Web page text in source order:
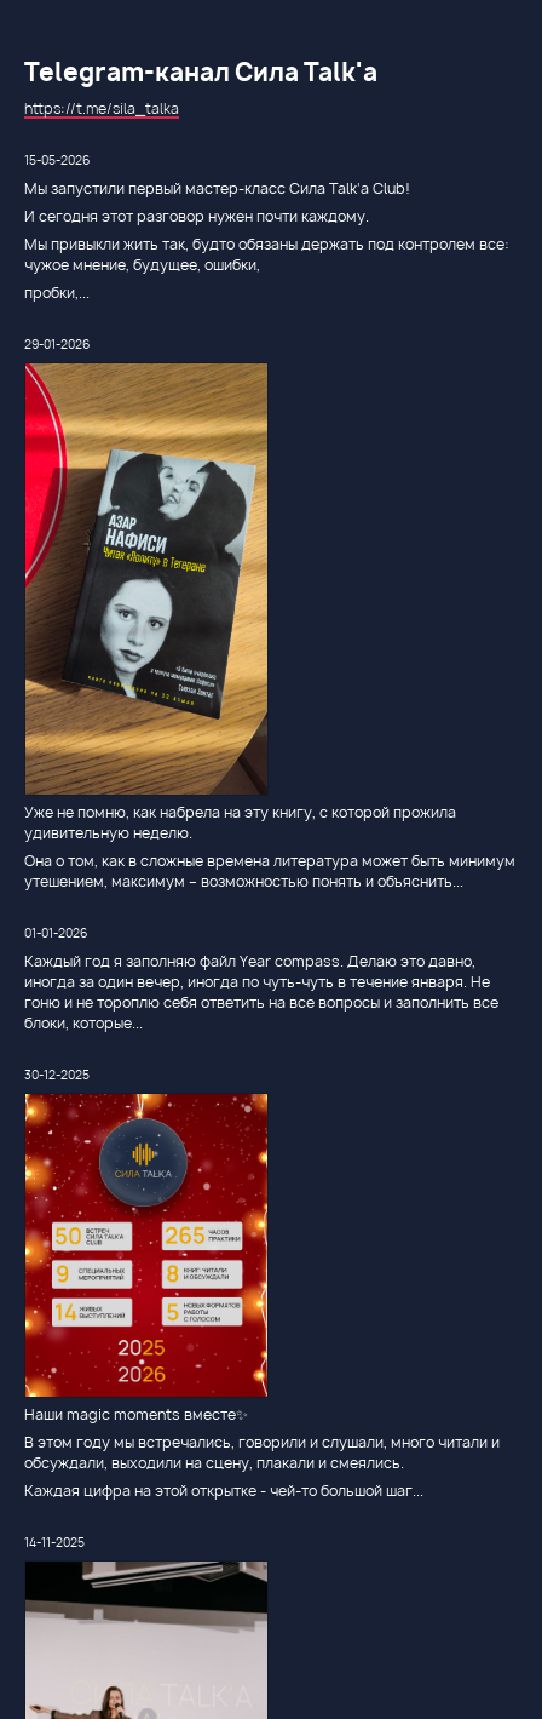
Telegram-канал Сила Talk'a
https://t.me/sila_talka
15-05-2026
Мы запустили первый мастер-класс Сила Talk’a Club!
И сегодня этот разговор нужен почти каждому.
Мы привыкли жить так, будто обязаны держать под контролем все:
чужое мнение, будущее, ошибки,
пробки,...
29-01-2026
Уже не помню, как набрела на эту книгу, с которой прожила
удивительную неделю.
Она о том, как в сложные времена литература может быть минимум
утешением, максимум – возможностью понять и объяснить...
01-01-2026
Каждый год я заполняю файл Year compass. Делаю это давно,
иногда за один вечер, иногда по чуть-чуть в течение января. Не
гоню и не тороплю себя ответить на все вопросы и заполнить все
блоки, которые...
30-12-2025
Наши magic moments вместе✨️
В этом году мы встречались, говорили и слушали, много читали и
обсуждали, выходили на сцену, плакали и смеялись.
Каждая цифра на этой открытке - чей-то большой шаг...
14-11-2025